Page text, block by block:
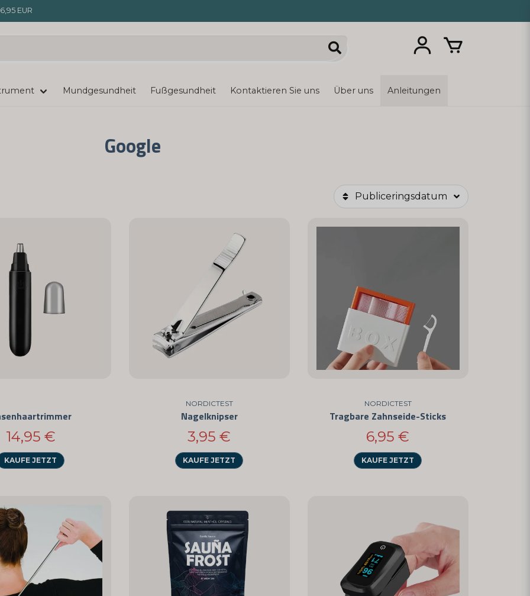
EUR
Mundgesundheit Fußgesundheit Kontaktieren Sie uns Über uns Anleitungen
Google
Publiceringsdatum
14,95 €
KAUFE JETZT
NORDICTEST
Nagelknipser
3,95 €
KAUFE JETZT
NORDICTEST
Tragbare Zahnseide-Sticks
6,95 €
KAUFE JETZT